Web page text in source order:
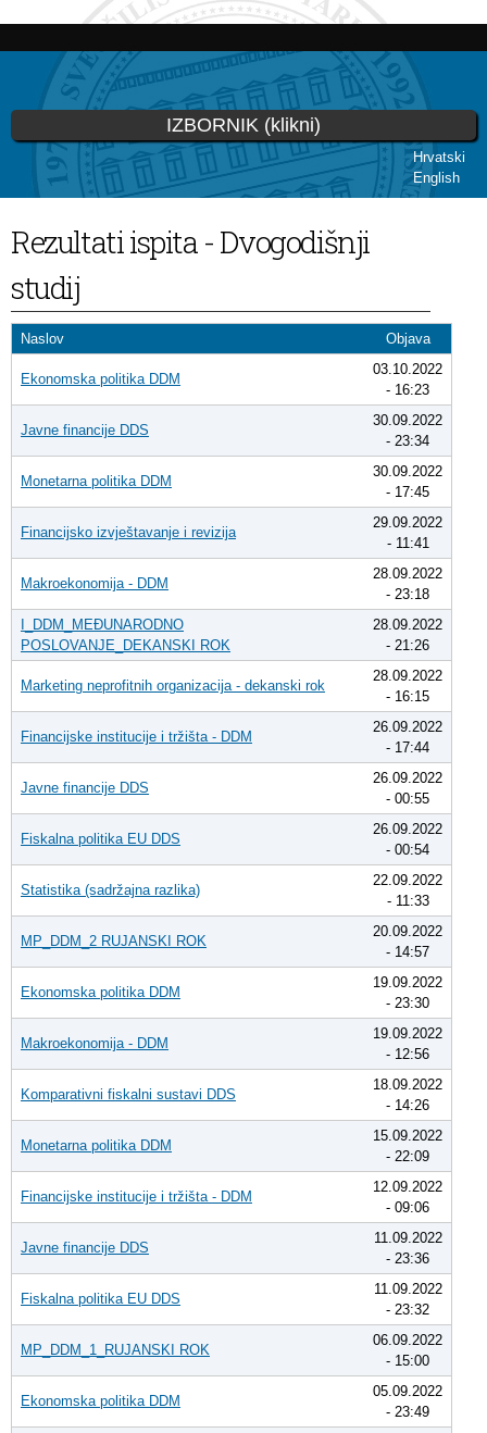
Skoči
glavni
sadržaj
Hrvatski
English
IZBORNIK (klikni)
Vi ste ovdje
Rezultati ispita - Dvogodišnji
studij
Naslov Objava
Ekonomska politika DDM
03.10.2022
- 16:23
Javne financije DDS
30.09.2022
- 23:34
Monetarna politika DDM
30.09.2022
- 17:45
Financijsko izvještavanje i revizija
29.09.2022
- 11:41
Makroekonomija - DDM
28.09.2022
- 23:18
I_DDM_MEĐUNARODNO
POSLOVANJE_DEKANSKI ROK
28.09.2022
- 21:26
Marketing neprofitnih organizacija - dekanski rok
28.09.2022
- 16:15
Financijske institucije i tržišta - DDM
26.09.2022
- 17:44
Javne financije DDS
26.09.2022
- 00:55
Fiskalna politika EU DDS
26.09.2022
- 00:54
Statistika (sadržajna razlika)
22.09.2022
- 11:33
MP_DDM_2 RUJANSKI ROK
20.09.2022
- 14:57
Ekonomska politika DDM
19.09.2022
- 23:30
Makroekonomija - DDM
19.09.2022
- 12:56
Komparativni fiskalni sustavi DDS
18.09.2022
- 14:26
Monetarna politika DDM
15.09.2022
- 22:09
Financijske institucije i tržišta - DDM
12.09.2022
- 09:06
Javne financije DDS
11.09.2022
- 23:36
Fiskalna politika EU DDS
11.09.2022
- 23:32
MP_DDM_1_RUJANSKI ROK
06.09.2022
- 15:00
Ekonomska politika DDM
05.09.2022
- 23:49